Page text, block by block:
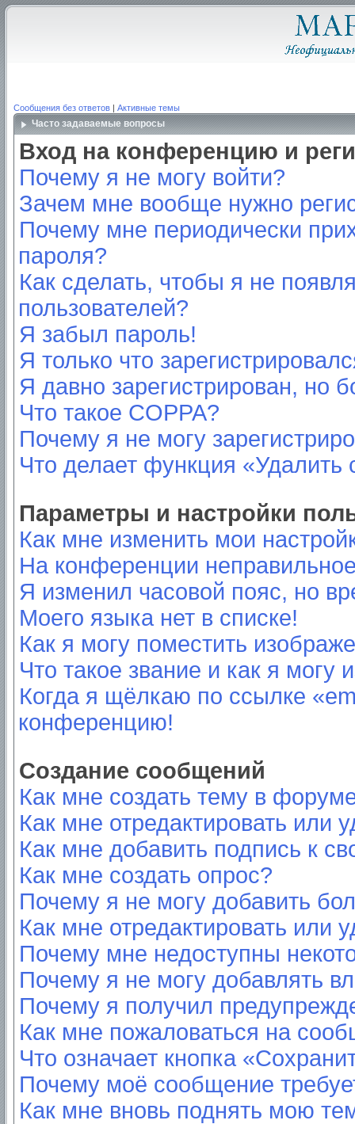
Сообщения без ответов | Активные темы
Часто задаваемые вопросы
Вход на конференцию и
Почему я не могу войти?
Зачем мне вообще нужно
Почему мне периодически
пароля?
Как сделать, чтобы я не
пользователей?
Я забыл пароль!
Я только что
Я давно зарегистрирован, но
Что такое COPPA?
Почему я не могу
Что делает функция
Параметры и настройки
Как мне изменить мои
На конференции
Я изменил часовой пояс, но
Моего языка нет в списке!
Как я могу поместить
Что такое звание и как я могу
Когда я щёлкаю по ссылке
конференцию!
Создание сообщений
Как мне создать тему в
Как мне отредактировать или
Как мне добавить подпись к
Как мне создать опрос?
Почему я не могу добавить
Как мне отредактировать или
Почему мне недоступны
Почему я не могу добавлять
Почему я получил
Как мне пожаловаться на
Что означает кнопка
Почему моё сообщение
Как мне вновь поднять мою